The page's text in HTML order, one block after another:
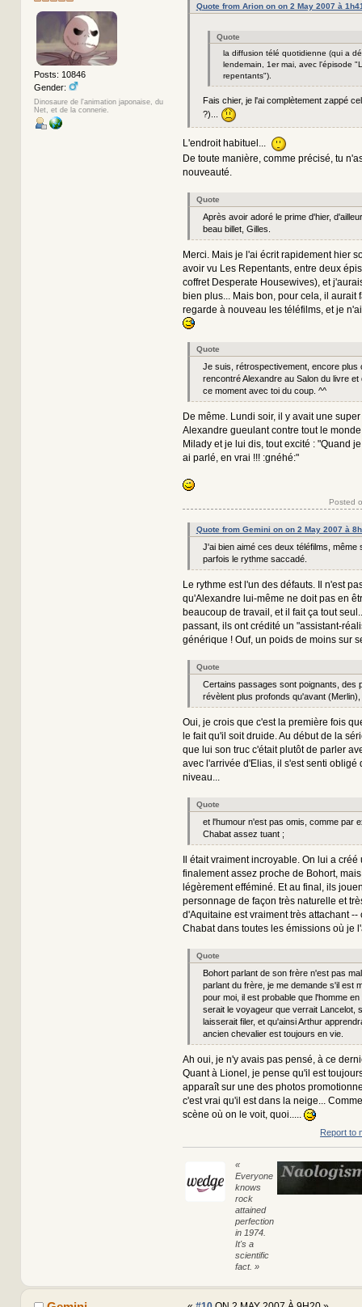
Posts: 10846
Gender:
Dinosaure de l'animation japonaise, du
Net, et de la connerie.
Quote from Arion on on 2 May 2007 à
Quote
la diffusion télé quotidienne (qui a
lendemain, 1er mai, avec l'épisode
repentants").
Fais chier, je l'ai complètement zappé
?)...
L'endroit habituel...
De toute manière, comme précisé, tu
nouveauté.
Quote
Après avoir adoré le prime d'hier,
beau billet, Gilles.
Merci. Mais je l'ai écrit rapidement hier
avoir vu Les Repentants, entre deux
coffret Desperate Housewives), et
bien plus... Mais bon, pour cela, il aurait
regarde à nouveau les téléfilms, et je
Quote
Je suis, rétrospectivement, encore plus
rencontré Alexandre au Salon du livre et
ce moment avec toi du coup. ^^
De même. Lundi soir, il y avait une
Alexandre gueulant contre tout le
Milady et je lui dis, tout excité : "Quand
ai parlé, en vrai !!! :gnéhé:"
Posted
Quote from Gemini on on 2 May 2007 à
J'ai bien aimé ces deux téléfilms, même
parfois le rythme saccadé.
Le rythme est l'un des défauts. Il n'est
qu'Alexandre lui-même ne doit pas en
beaucoup de travail, et il fait ça tout
passant, ils ont crédité un "assistant-
générique ! Ouf, un poids de moins sur
Quote
Certains passages sont poignants, des
révèlent plus profonds qu'avant (Merlin),
Oui, je crois que c'est la première fois
le fait qu'il soit druide. Au début de la
que lui son truc c'était plutôt de parler
avec l'arrivée d'Elias, il s'est senti obligé
niveau...
Quote
et l'humour n'est pas omis, comme par
Chabat assez tuant ;
Il était vraiment incroyable. On lui a
finalement assez proche de Bohort,
légèrement efféminé. Et au final, ils
personnage de façon très naturelle et
d'Aquitaine est vraiment très attachant --
Chabat dans toutes les émissions où je
Quote
Bohort parlant de son frère n'est pas
parlant du frère, je me demande s'il est
pour moi, il est probable que l'homme
serait le voyageur que verrait Lancelot,
laisserait filer, et qu'ainsi Arthur
ancien chevalier est toujours en vie.
Ah oui, je n'y avais pas pensé, à ce
Quant à Lionel, je pense qu'il est
apparaît sur une des photos
c'est vrai qu'il est dans la neige...
scène où on le voit, quoi.....
Report to
«
Everyone
knows
rock
attained
perfection
in 1974.
It's a
scientific
fact. »